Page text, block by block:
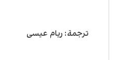
ترجمة: ريام عيسى